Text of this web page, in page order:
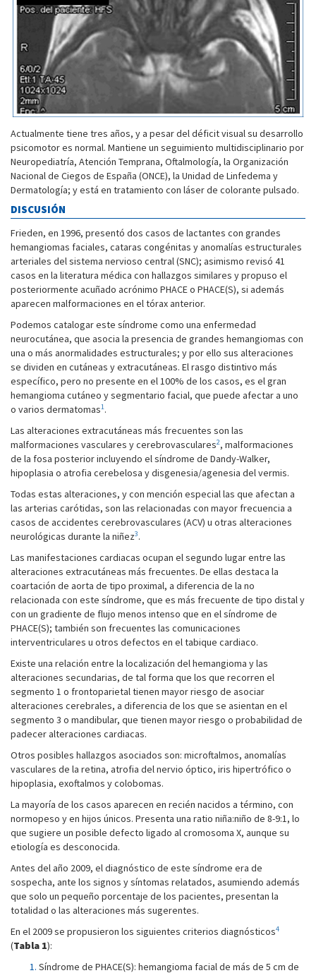
Actualmente tiene tres años, y a pesar del déficit visual su desarrollo
psicomotor es normal. Mantiene un seguimiento multidisciplinario por
Neuropediatría, Atención Temprana, Oftalmología, la Organización
Nacional de Ciegos de España (ONCE), la Unidad de Linfedema y
Dermatología; y está en tratamiento con láser de colorante pulsado.
DISCUSIÓN
Frieden, en 1996, presentó dos casos de lactantes con grandes
hemangiomas faciales, cataras congénitas y anomalías estructurales
arteriales del sistema nervioso central (SNC); asimismo revisó 41
casos en la literatura médica con hallazgos similares y propuso el
posteriormente acuñado acrónimo PHACE o PHACE(S), si además
aparecen malformaciones en el tórax anterior.
Podemos catalogar este síndrome como una enfermedad
neurocutánea, que asocia la presencia de grandes hemangiomas con
una o más anormalidades estructurales; y por ello sus alteraciones
se dividen en cutáneas y extracutáneas. El rasgo distintivo más
específico, pero no presente en el 100% de los casos, es el gran
hemangioma cutáneo y segmentario facial, que puede afectar a uno
o varios dermatomas1.
Las alteraciones extracutáneas más frecuentes son las
malformaciones vasculares y cerebrovasculares2, malformaciones
de la fosa posterior incluyendo el síndrome de Dandy-Walker,
hipoplasia o atrofia cerebelosa y disgenesia/agenesia del vermis.
Todas estas alteraciones, y con mención especial las que afectan a
las arterias carótidas, son las relacionadas con mayor frecuencia a
casos de accidentes cerebrovasculares (ACV) u otras alteraciones
neurológicas durante la niñez3.
Las manifestaciones cardiacas ocupan el segundo lugar entre las
alteraciones extracutáneas más frecuentes. De ellas destaca la
coartación de aorta de tipo proximal, a diferencia de la no
relacionada con este síndrome, que es más frecuente de tipo distal y
con un gradiente de flujo menos intenso que en el síndrome de
PHACE(S); también son frecuentes las comunicaciones
interventriculares u otros defectos en el tabique cardiaco.
Existe una relación entre la localización del hemangioma y las
alteraciones secundarias, de tal forma que los que recorren el
segmento 1 o frontoparietal tienen mayor riesgo de asociar
alteraciones cerebrales, a diferencia de los que se asientan en el
segmento 3 o mandibular, que tienen mayor riesgo o probabilidad de
padecer alteraciones cardiacas.
Otros posibles hallazgos asociados son: microftalmos, anomalías
vasculares de la retina, atrofia del nervio óptico, iris hipertrófico o
hipoplasia, exoftalmos y colobomas.
La mayoría de los casos aparecen en recién nacidos a término, con
normopeso y en hijos únicos. Presenta una ratio niña:niño de 8-9:1, lo
que sugiere un posible defecto ligado al cromosoma X, aunque su
etiología es desconocida.
Antes del año 2009, el diagnóstico de este síndrome era de
sospecha, ante los signos y síntomas relatados, asumiendo además
que solo un pequeño porcentaje de los pacientes, presentan la
totalidad o las alteraciones más sugerentes.
En el 2009 se propusieron los siguientes criterios diagnósticos4
(Tabla 1):
Síndrome de PHACE(S): hemangioma facial de más de 5 cm de